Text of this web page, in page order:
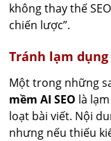
không thay thế
chiến lược”.
Tránh lạm
Một trong những
mềm AI SEO là
loạt bài viết. Nội
nhưng nếu thiếu